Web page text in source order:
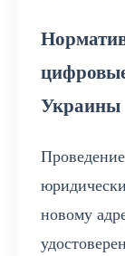
Украины
новому